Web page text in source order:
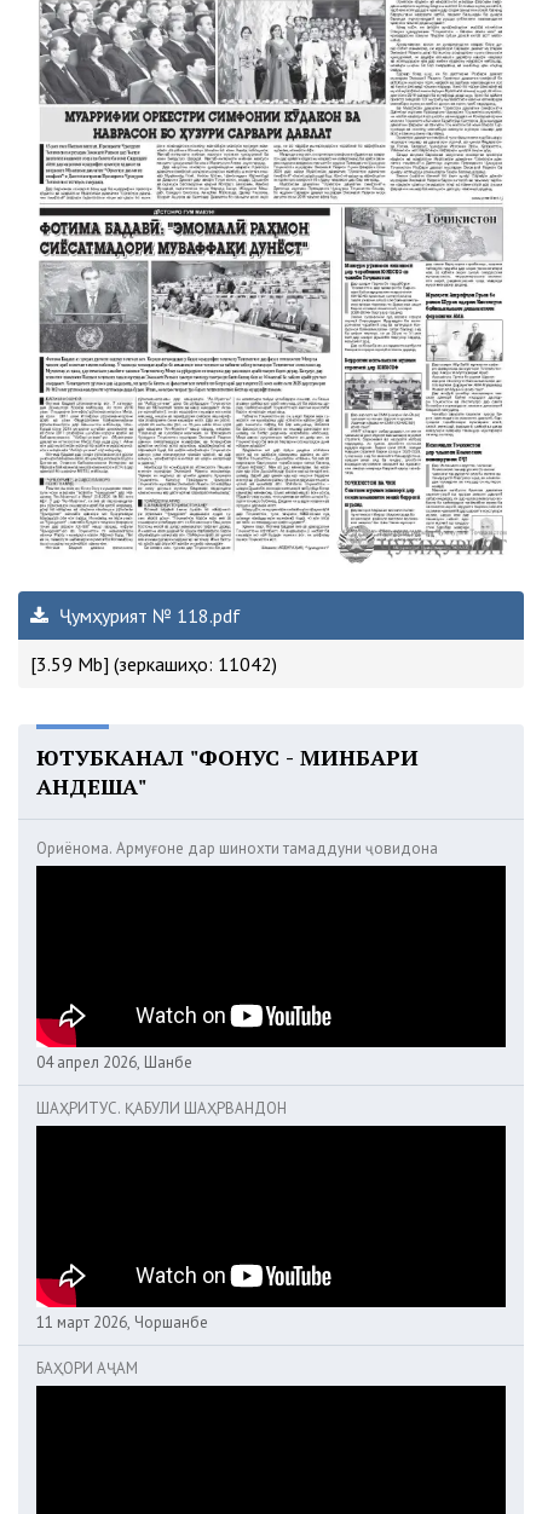
Ҷумҳурият № 118.pdf
[3.59 Mb] (зеркашиҳо: 11042)
ЮТУБКАНАЛ "ФОНУС - МИНБАРИ
АНДЕША"
Ориёнома. Армуғоне дар шинохти тамаддуни ҷовидона
04 апрел 2026, Шанбе
ШАҲРИТУС. ҚАБУЛИ ШАҲРВАНДОН
11 март 2026, Чоршанбе
БАҲОРИ АҶАМ